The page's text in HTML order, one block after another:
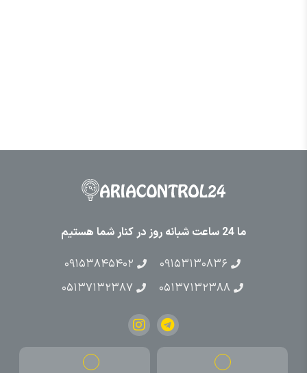
ما 24 ساعت شبانه روز در کنار شما هستیم
۰۹۱۵۳۱۳۰۸۳۶
۰۹۱۵۳۸۴۵۴۰۲
۰۵۱۳۷۱۳۲۳۸۸
۰۵۱۳۷۱۳۲۳۸۷